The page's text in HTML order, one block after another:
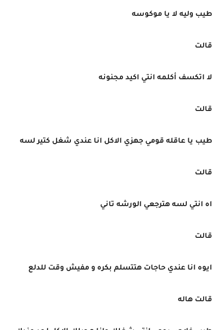
طيب وليه لا يا موكوسه
قالت
لا اتكسف أكلمه انتي اكيد مجنونه
قالت
طيب يا عاقله قومي جهزي الاكل انا عندي شغل كتير لسه
قالت
اه انتي لسه هترجعي الورشه تاني
قالت
ايوه انا عندي حاجات هتتسلم بكره و مفيش وقت للدلع
قالت هاله